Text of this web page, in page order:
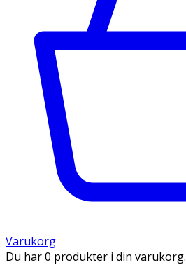
Varukorg
Du har 0 produkter i din varukorg.